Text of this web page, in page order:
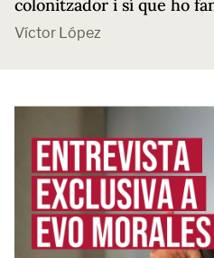
colonitzador i sí que ho
Víctor López